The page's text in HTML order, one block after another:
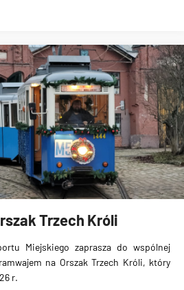
Trzech Króli
Miejskiego zaprasza do wspólnej
na Orszak Trzech Króli, który
r.